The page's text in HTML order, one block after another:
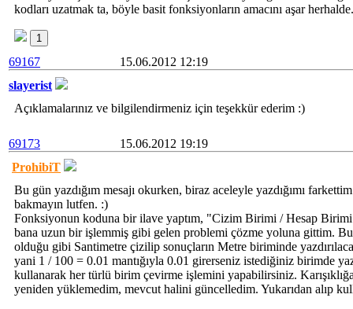
kodları uzatmak ta, böyle basit fonksiyonların amacını aşar
1
69167
15.06.2012 12:19
slayerist
Açıklamalarınız ve bilgilendirmeniz için teşekkür ederim :)
69173
15.06.2012 19:19
ProhibiT
Bu gün yazdığım mesajı okurken, biraz aceleyle yazdığımı
bakmayın lutfen. :)
Fonksiyonun koduna bir ilave yaptım, "Cizim Birimi / Hesap
bana uzun bir işlemmiş gibi gelen problemi çözme yoluna gittim.
olduğu gibi Santimetre çizilip sonuçların Metre biriminde
yani 1 / 100 = 0.01 mantığıyla 0.01 girerseniz istediğiniz birimde
kullanarak her türlü birim çevirme işlemini yapabilirsiniz.
yeniden yüklemedim, mevcut halini güncelledim. Yukarıdan alıp